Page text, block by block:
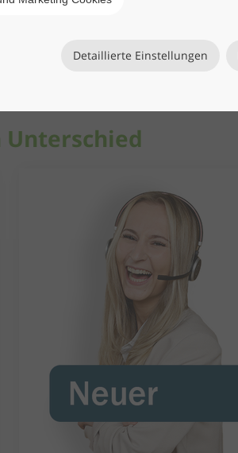
Detaillierte Einstellungen
Unterschied